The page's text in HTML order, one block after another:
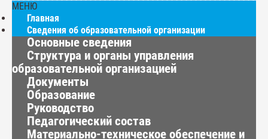
МЕНЮ
Главная
Сведения об образовательной организации
Основные сведения
Структура и органы управления
образовательной организацией
Документы
Образование
Руководство
Педагогический состав
Материально-техническое обеспечение и